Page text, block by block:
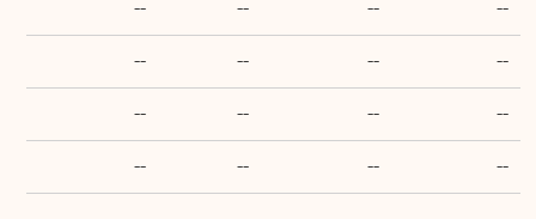
--
--
--
--
--
--
--
--
--
--
--
--
--
--
--
--